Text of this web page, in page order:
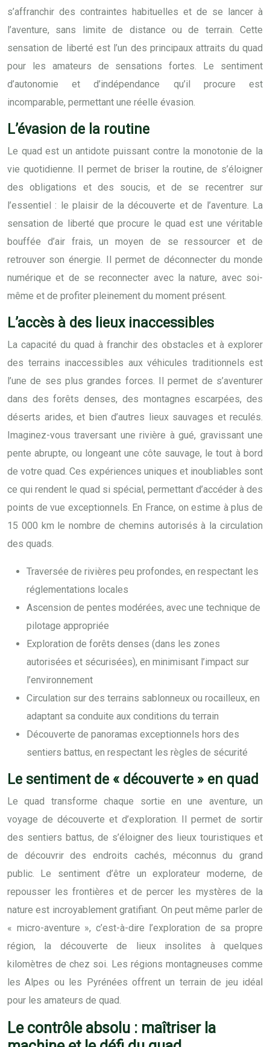
s’affranchir des contraintes habituelles et de se lancer à
l’aventure, sans limite de distance ou de terrain. Cette
sensation de liberté est l’un des principaux attraits du quad
pour les amateurs de sensations fortes. Le sentiment
d’autonomie et d’indépendance qu’il procure est
incomparable, permettant une réelle évasion.
L’évasion de la routine
Le quad est un antidote puissant contre la monotonie de la
vie quotidienne. Il permet de briser la routine, de s’éloigner
des obligations et des soucis, et de se recentrer sur
l’essentiel : le plaisir de la découverte et de l’aventure. La
sensation de liberté que procure le quad est une véritable
bouffée d’air frais, un moyen de se ressourcer et de
retrouver son énergie. Il permet de déconnecter du monde
numérique et de se reconnecter avec la nature, avec soi-
même et de profiter pleinement du moment présent.
L’accès à des lieux inaccessibles
La capacité du quad à franchir des obstacles et à explorer
des terrains inaccessibles aux véhicules traditionnels est
l’une de ses plus grandes forces. Il permet de s’aventurer
dans des forêts denses, des montagnes escarpées, des
déserts arides, et bien d’autres lieux sauvages et reculés.
Imaginez-vous traversant une rivière à gué, gravissant une
pente abrupte, ou longeant une côte sauvage, le tout à bord
de votre quad. Ces expériences uniques et inoubliables sont
ce qui rendent le quad si spécial, permettant d’accéder à des
points de vue exceptionnels. En France, on estime à plus de
15 000 km le nombre de chemins autorisés à la circulation
des quads.
Traversée de rivières peu profondes, en respectant les
réglementations locales
Ascension de pentes modérées, avec une technique de
pilotage appropriée
Exploration de forêts denses (dans les zones
autorisées et sécurisées), en minimisant l’impact sur
l’environnement
Circulation sur des terrains sablonneux ou rocailleux, en
adaptant sa conduite aux conditions du terrain
Découverte de panoramas exceptionnels hors des
sentiers battus, en respectant les règles de sécurité
Le sentiment de « découverte » en quad
Le quad transforme chaque sortie en une aventure, un
voyage de découverte et d’exploration. Il permet de sortir
des sentiers battus, de s’éloigner des lieux touristiques et
de découvrir des endroits cachés, méconnus du grand
public. Le sentiment d’être un explorateur moderne, de
repousser les frontières et de percer les mystères de la
nature est incroyablement gratifiant. On peut même parler de
« micro-aventure », c’est-à-dire l’exploration de sa propre
région, la découverte de lieux insolites à quelques
kilomètres de chez soi. Les régions montagneuses comme
les Alpes ou les Pyrénées offrent un terrain de jeu idéal
pour les amateurs de quad.
Le contrôle absolu : maîtriser la